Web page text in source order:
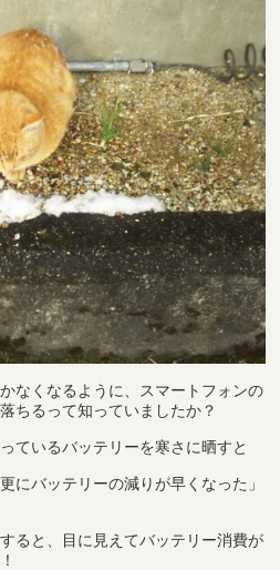
なくなるように、スマートフォンの
ちるって知っていましたか？
ているバッテリーを寒さに晒すと
にバッテリーの減りが早くなった」
ると、目に見えてバッテリー消費が